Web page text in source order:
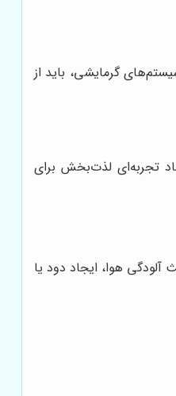
گرمایشی، باید از
تجربه‌ای لذت‌بخش برای
آلودگی هوا، ایجاد دود یا